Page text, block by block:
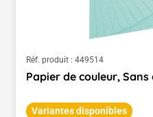
Réf. produit : 449514
Papier de couleur,
Variantes disponibles